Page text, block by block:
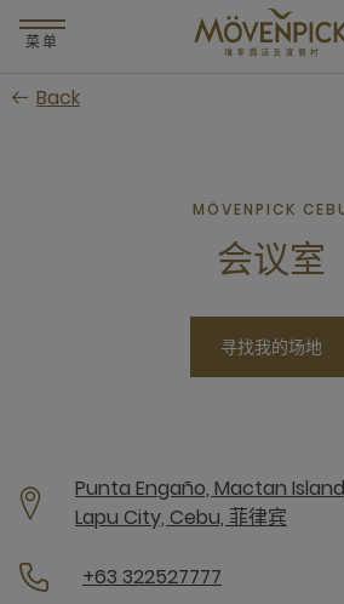
要
菜单
Back
MÖVENPICK
会议室
寻找我的场地
Punta Engaño, Mactan
Lapu City, Cebu, 菲律宾
+63 322527777